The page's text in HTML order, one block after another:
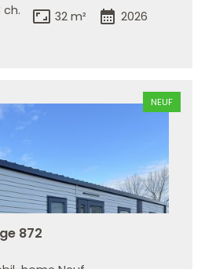
ch. aspect_ratio 32 m² calendar_month 2026
NEUF
872